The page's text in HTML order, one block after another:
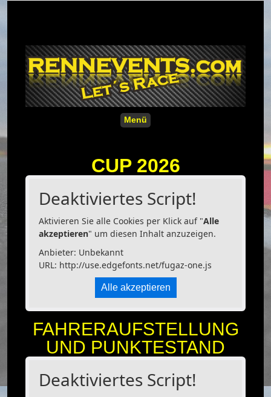
Menü
CUP 2026
Deaktiviertes Script!
Aktivieren Sie alle Cookies per Klick auf "Alle
akzeptieren" um diesen Inhalt anzuzeigen.
Anbieter: Unbekannt
URL: http://use.edgefonts.net/fugaz-one.js
Alle akzeptieren
FAHRERAUFSTELLUNG
UND PUNKTESTAND
Deaktiviertes Script!